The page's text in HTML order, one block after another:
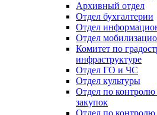
Архивный отдел
Отдел бухгалтерии
Отдел
Отдел
Комитет по
инфраструктуре
Отдел ГО и ЧС
Отдел культуры
Отдел по
закупок
Отдел по контролю